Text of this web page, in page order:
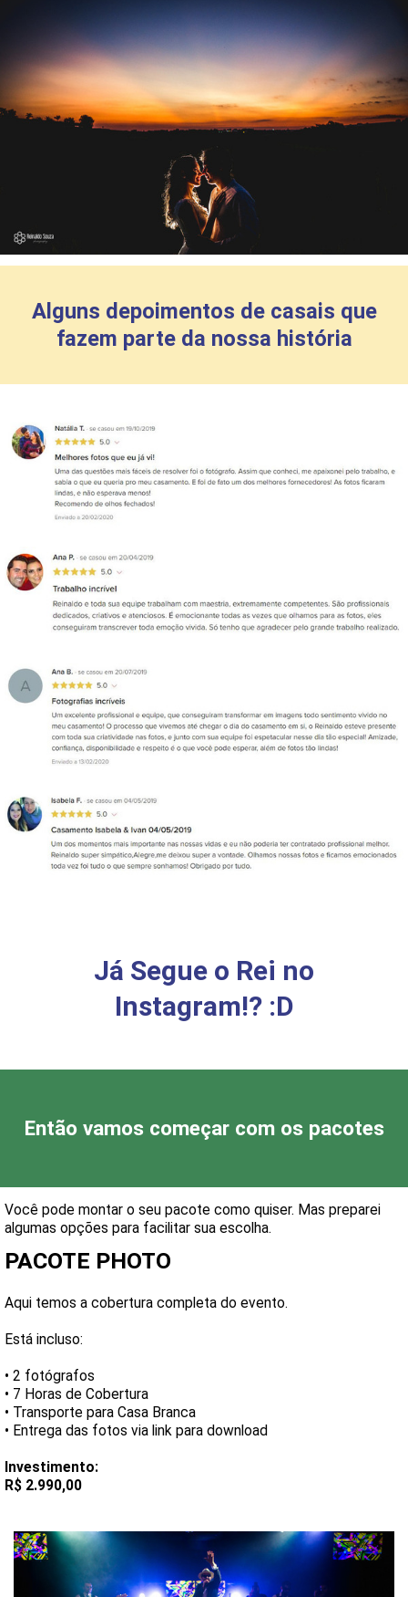
Alguns depoimentos de casais que
fazem parte da nossa história
Já Segue o Rei no
Instagram!? :D
Então vamos começar com os pacotes
Você pode montar o seu pacote como quiser. Mas preparei
algumas opções para facilitar sua escolha.
PACOTE PHOTO
Aqui temos a cobertura completa do evento.
Está incluso:
• 2 fotógrafos
• 7 Horas de Cobertura
• Transporte para Casa Branca
• Entrega das fotos via link para download
Investimento:
R$ 2.990,00